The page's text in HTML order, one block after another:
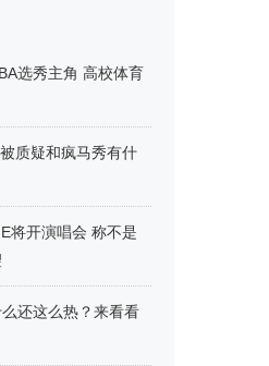
选秀主角 高校体育
质疑和疯马秀有什
将开演唱会 称不是
还这么热？来看看